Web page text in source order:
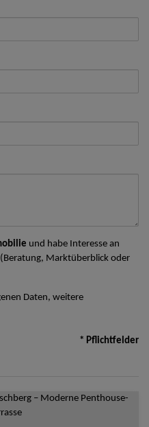
und habe Interesse an
Marktüberblick oder
Daten, weitere
* Pflichtfelder